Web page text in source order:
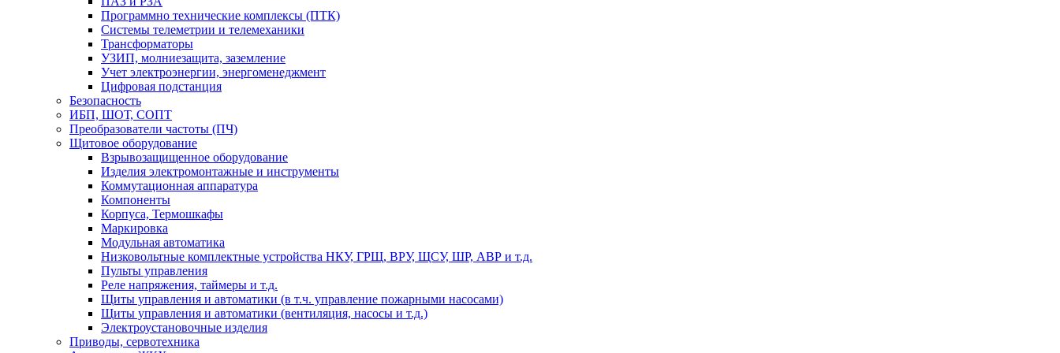
Программно технические комплексы (ПТК)
Системы телеметрии и телемеханики
Трансформаторы
УЗИП, молниезащита, заземление
Учет электроэнергии, энергоменеджмент
Цифровая подстанция
Безопасность
ИБП, ШОТ, СОПТ
Преобразователи частоты (ПЧ)
Щитовое оборудование
Взрывозащищенное оборудование
Изделия электромонтажные и инструменты
Коммутационная аппаратура
Компоненты
Корпуса, Термошкафы
Маркировка
Модульная автоматика
Низковольтные комплектные устройства НКУ, ГРЩ, ВРУ, ЩСУ, ШР, АВР и т.д.
Пульты управления
Реле напряжения, таймеры и т.д.
Щиты управления и автоматики (в т.ч. управление пожарными насосами)
Щиты управления и автоматики (вентиляция, насосы и т.д.)
Электроустановочные изделия
Приводы, сервотехника